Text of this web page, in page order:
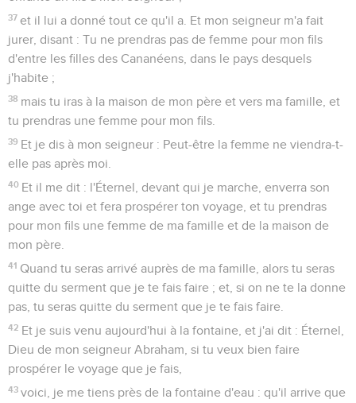
37 et il lui a donné tout ce qu'il a. Et mon seigneur m'a fait
jurer, disant : Tu ne prendras pas de femme pour mon fils
d'entre les filles des Cananéens, dans le pays desquels
j'habite ;
38 mais tu iras à la maison de mon père et vers ma famille, et
tu prendras une femme pour mon fils.
39 Et je dis à mon seigneur : Peut-être la femme ne viendra-t-
elle pas après moi.
40 Et il me dit : l'Éternel, devant qui je marche, enverra son
ange avec toi et fera prospérer ton voyage, et tu prendras
pour mon fils une femme de ma famille et de la maison de
mon père.
41 Quand tu seras arrivé auprès de ma famille, alors tu seras
quitte du serment que je te fais faire ; et, si on ne te la donne
pas, tu seras quitte du serment que je te fais faire.
42 Et je suis venu aujourd'hui à la fontaine, et j'ai dit : Éternel,
Dieu de mon seigneur Abraham, si tu veux bien faire
prospérer le voyage que je fais,
43 voici, je me tiens près de la fontaine d'eau : qu'il arrive que